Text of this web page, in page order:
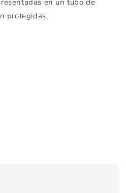
en un tubo de
protegidas.